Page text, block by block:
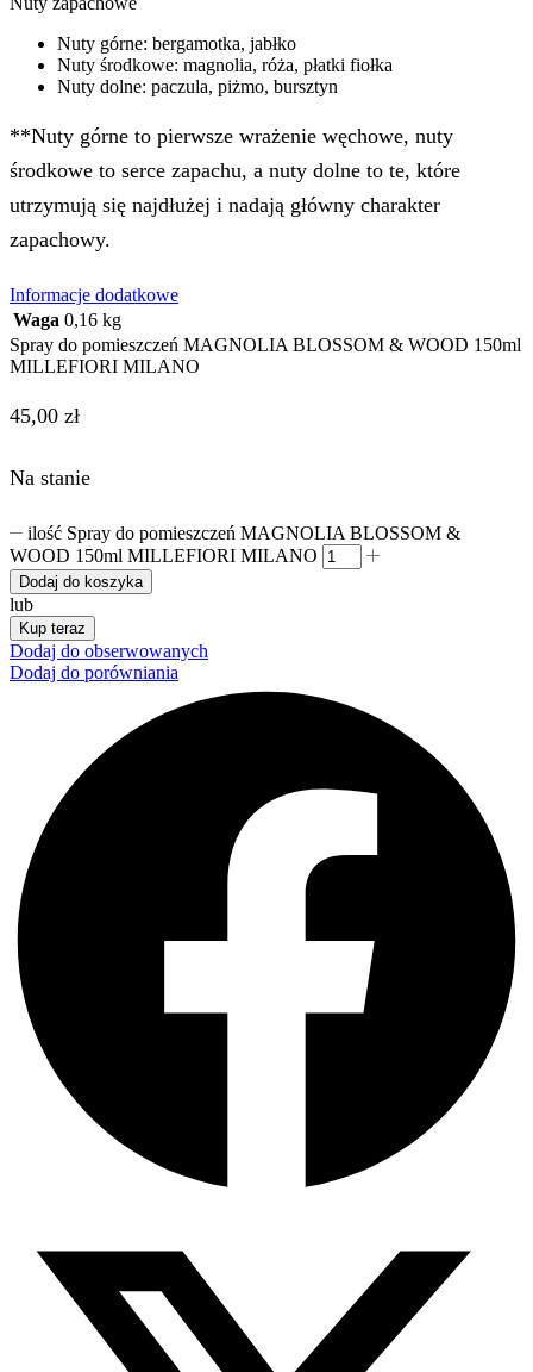
Nuty górne: bergamotka, jabłko
Nuty środkowe: magnolia, róża, płatki fiołka
Nuty dolne: paczula, piżmo, bursztyn
**Nuty górne to pierwsze wrażenie węchowe, nuty
środkowe to serce zapachu, a nuty dolne to te, które
utrzymują się najdłużej i nadają główny charakter
zapachowy.
Informacje dodatkowe
Waga 0,16 kg
Spray do pomieszczeń MAGNOLIA BLOSSOM & WOOD 150ml
MILLEFIORI MILANO
45,00 zł
Na stanie
ilość Spray do pomieszczeń MAGNOLIA BLOSSOM &
WOOD 150ml MILLEFIORI MILANO
Dodaj do koszyka
lub
Kup teraz
Dodaj do obserwowanych
Dodaj do porówniania